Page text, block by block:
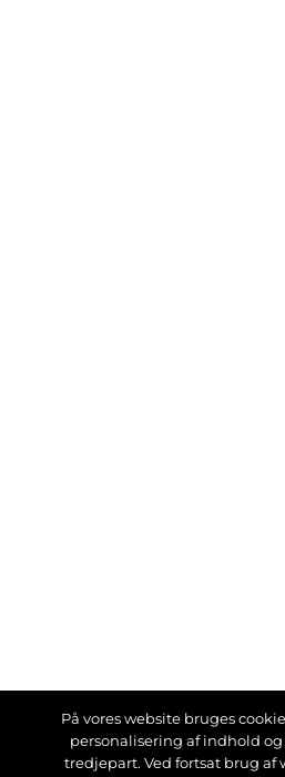
På vores website bruges
personalisering af indhold
tredjepart. Ved fortsat brug